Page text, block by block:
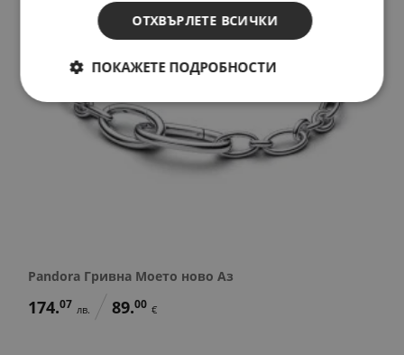
Pandora Гривна Моето ново Аз
174.07 лв. 89.00 €
ОТХВЪРЛЕТЕ ВСИЧКИ
ПОКАЖЕТЕ ПОДРОБНОСТИ